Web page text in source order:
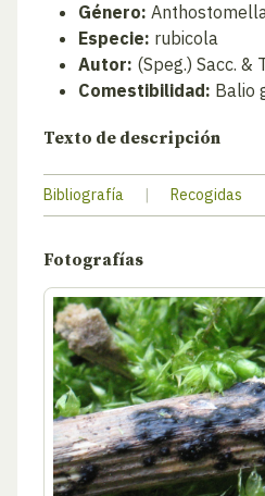
Género:
Especie: rubicola
Autor: (Speg.) Sacc. &
Comestibilidad: Balio
Texto de descripción
Bibliografía | Recogidas
Fotografías